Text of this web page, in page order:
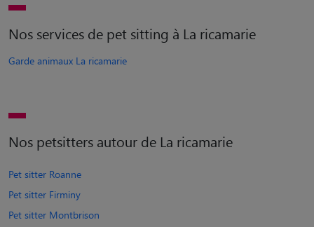
Nos services de pet sitting à La ricamarie
Garde animaux La ricamarie
Nos petsitters autour de La ricamarie
Pet sitter Roanne
Pet sitter Firminy
Pet sitter Montbrison